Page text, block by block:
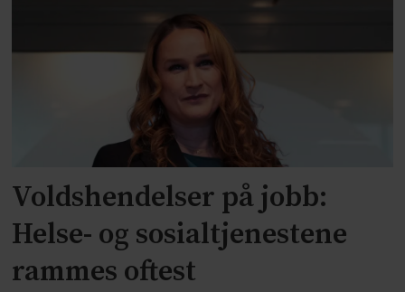
Voldshendelser på jobb:
Helse- og sosialtjenestene
rammes oftest